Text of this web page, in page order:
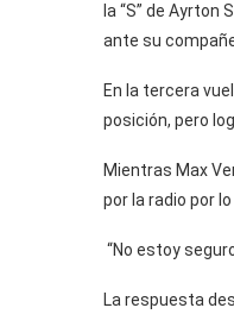
la “S” de Ayrton
ante su
En la tercera
posición, pero
Mientras Max
por la radio por
“No estoy
La respuesta